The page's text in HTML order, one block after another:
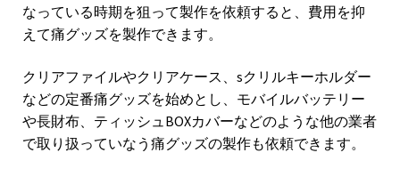
なっている時期を狙って製作を依頼すると、費用を抑
えて痛グッズを製作できます。
クリアファイルやクリアケース、sクリルキーホルダー
などの定番痛グッズを始めとし、モバイルバッテリー
や長財布、ティッシュBOXカバーなどのような他の業者
で取り扱っていなう痛グッズの製作も依頼できます。